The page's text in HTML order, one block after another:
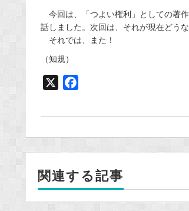
今回は、「つよい権利」としての著
話しました。次回は、それが現在どう
それでは、また！
（知規）
o
k
関連する記事